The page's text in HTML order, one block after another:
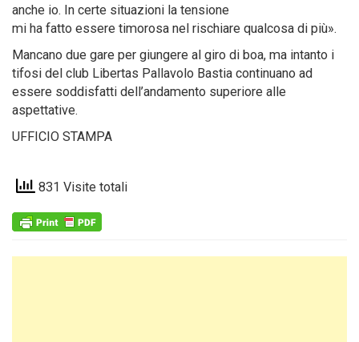
anche io. In certe situazioni la tensione
mi ha fatto essere timorosa nel rischiare qualcosa di più».
Mancano due gare per giungere al giro di boa, ma intanto i
tifosi del club Libertas Pallavolo Bastia continuano ad
essere soddisfatti dell’andamento superiore alle
aspettative.
UFFICIO STAMPA
831 Visite totali